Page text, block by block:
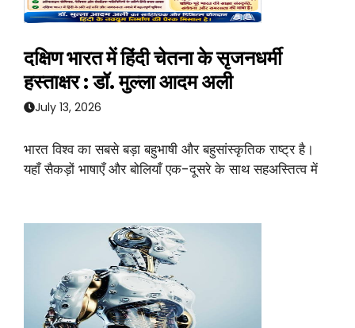
दक्षिण भारत में हिंदी चेतना के सृजनधर्मी
हस्ताक्षर : डॉ. मुल्ला आदम अली
July 13, 2026
भारत विश्व का सबसे बड़ा बहुभाषी और बहुसांस्कृतिक राष्ट्र है।
यहाँ सैकड़ों भाषाएँ और बोलियाँ एक-दूसरे के साथ सहअस्तित्व में